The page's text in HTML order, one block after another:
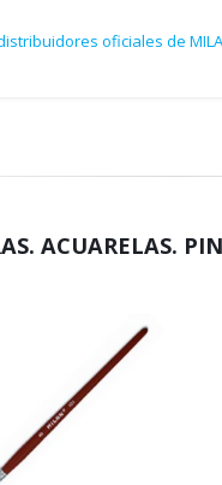
oficiales de
ACUARELAS.